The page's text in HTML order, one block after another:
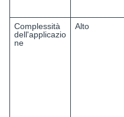
Complessità
dell'applicazio
ne
Alto